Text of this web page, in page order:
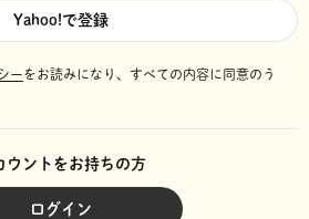
Yahoo!で登録
ーをお読みになり、 すべての内容に同意のう
ウントをお持ちの方
ログイン